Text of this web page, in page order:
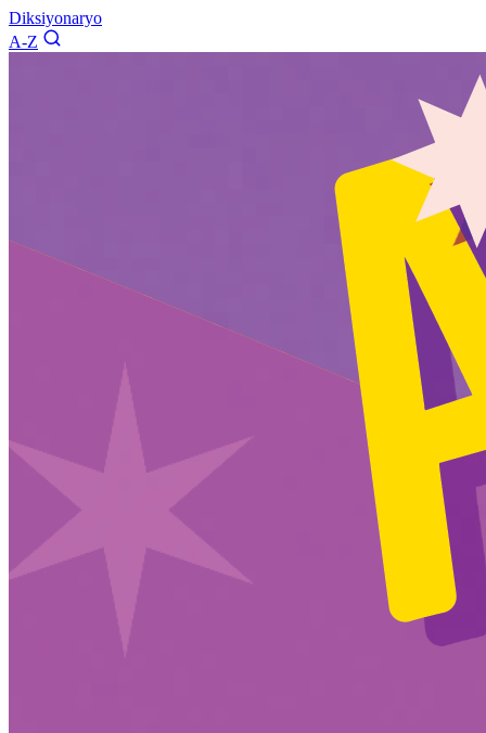
Diksiyonaryo
A-Z